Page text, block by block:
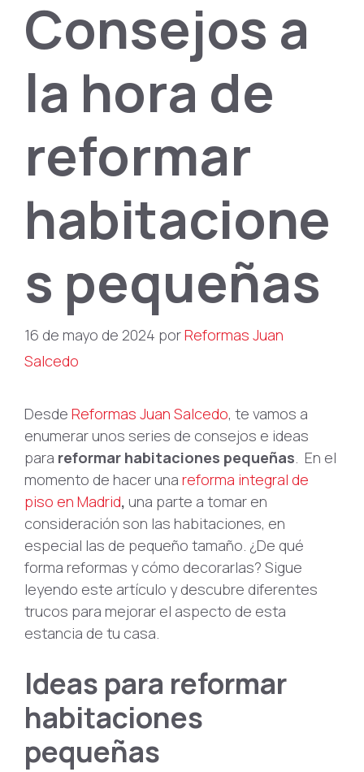
Consejos a
la hora de
reformar
habitacione
s pequeñas
16 de mayo de 2024 porReformas Juan
Salcedo
Desde Reformas Juan Salcedo, te vamos a
enumerar unos series de consejos e ideas
para reformar habitaciones pequeñas . En el
momento de hacer una reforma integral de
piso en Madrid, una parte a tomar en
consideración son las habitaciones, en
especial las de pequeño tamaño. ¿De qué
forma reformas y cómo decorarlas? Sigue
leyendo este artículo y descubre diferentes
trucos para mejorar el aspecto de esta
estancia de tu casa.
Ideas para reformar
habitaciones
pequeñas